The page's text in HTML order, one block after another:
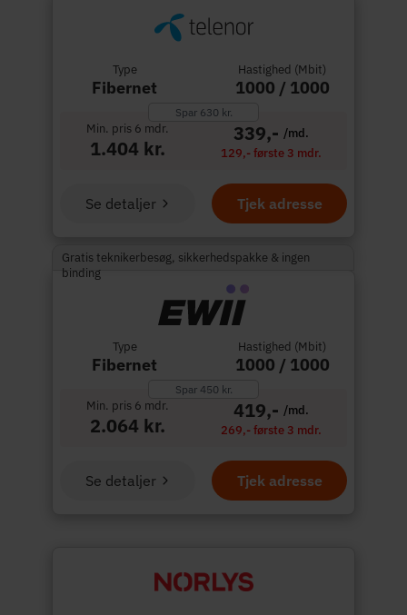
Type
Fibernet
Hastighed (Mbit)
1000 / 1000
Spar 630 kr.
Min. pris 6 mdr.
1.404 kr.
339,- /md.
129,- første 3 mdr.
Tjek adresse
Se detaljer
Gratis teknikerbesøg, sikkerhedspakke & ingen
binding
Type
Fibernet
Hastighed (Mbit)
1000 / 1000
Spar 450 kr.
Min. pris 6 mdr.
2.064 kr.
419,- /md.
269,- første 3 mdr.
Tjek adresse
Se detaljer